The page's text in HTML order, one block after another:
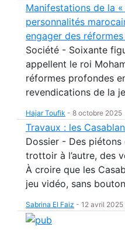
Manifestations de la
personnalités
engager des
Société - Soixante
appellent le roi
réformes profondes
revendications de la
Hajar Toufik - 8 octobre 2025
Travaux : les
Dossier - Des piétons
trottoir à l’autre, des
À croire que les
jeu vidéo, sans
Sabrina El Faiz - 12 avril 2025